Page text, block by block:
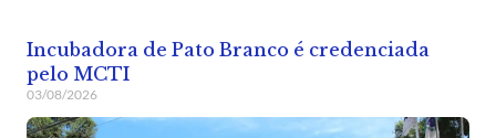
Incubadora de Pato Branco é credenciada
pelo MCTI
03/08/2026